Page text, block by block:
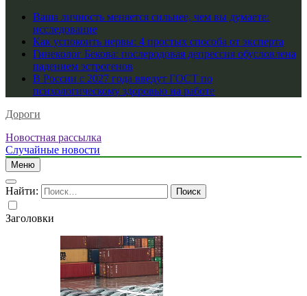
Ваша личность меняется сильнее, чем вы думаете:
исследование
Как успокоить нервы: 4 простых способа от эксперта
Гинеколог Бекова: послеродовая депрессия обусловлена
падением эстрогенов
В России с 2027 года введут ГОСТ по
психологическому здоровью на работе
Дороги
Новостная рассылка
Случайные новости
Меню
Найти:
Заголовки